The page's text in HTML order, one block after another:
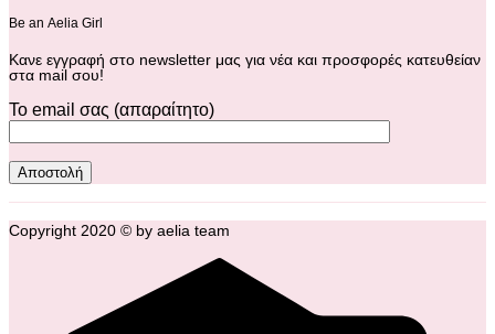
Βe an Αelia Girl
Κανε εγγραφή στο newsletter μας για νέα και προσφορές κατευθείαν
στα mail σου!
Το email σας (απαραίτητο)
Copyright 2020 © by aelia team